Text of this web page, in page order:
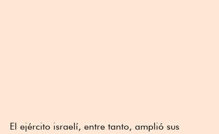
El ejército israelí, entre tanto, amplió sus